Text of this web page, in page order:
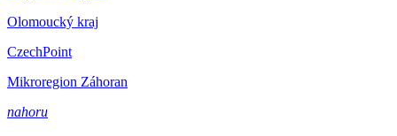
Olomoucký kraj
CzechPoint
Mikroregion Záhoran
nahoru